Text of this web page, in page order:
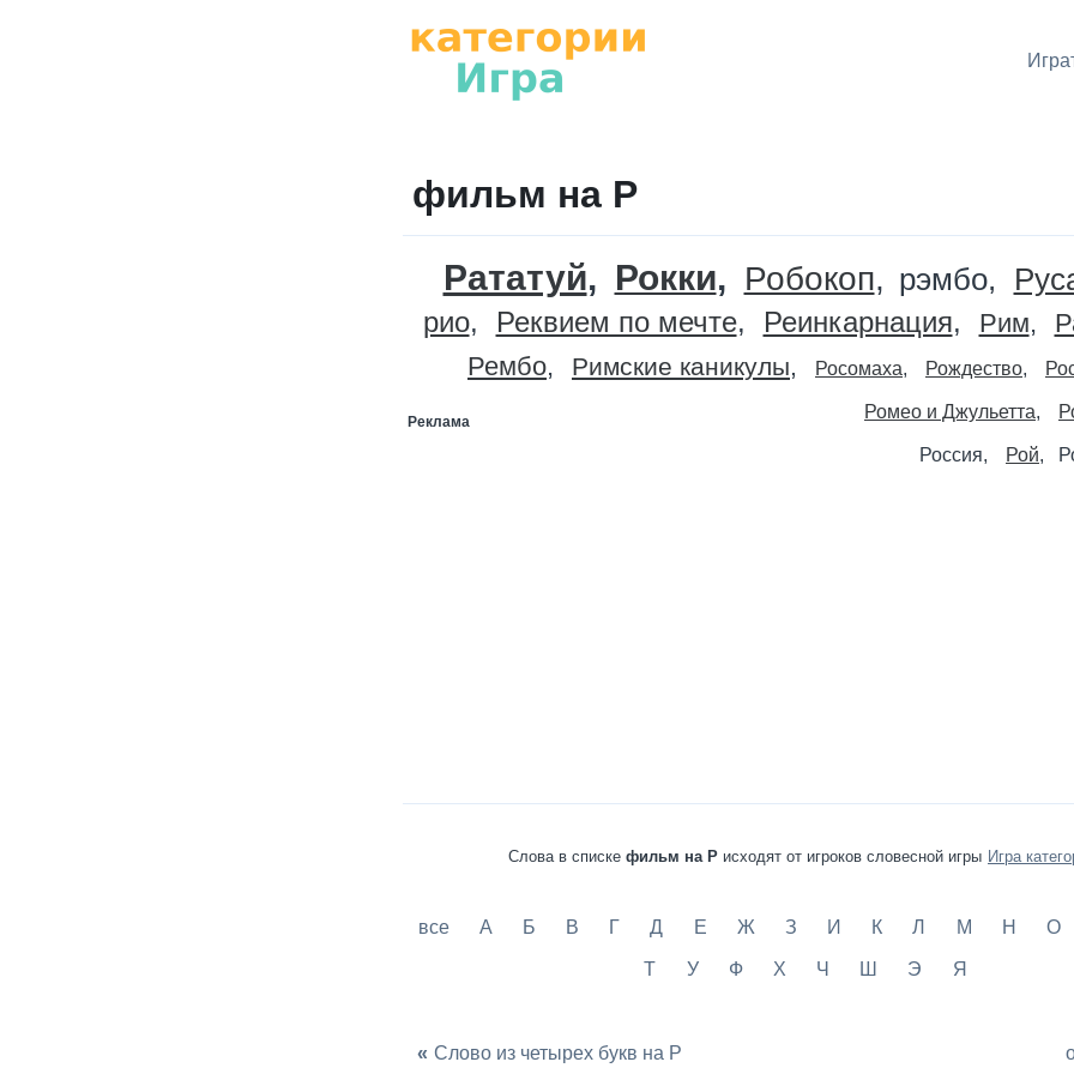
фильм на Р
Рататуй Рокки Робокоп рэмбо
рио Реквием по мечте Реинкарнация Рим
Рембо
Римские каникулы Росомаха Рождество
Реклама Ромео и Джульетта
Россия Рой
Слова в списке фильм на Р исходят от игроков словесной игры Игра
все А Б В Г Д Е Ж З И К Л М Н О
Т У Ф Х Ч Ш Э Я
« Слово из четырех букв на Р